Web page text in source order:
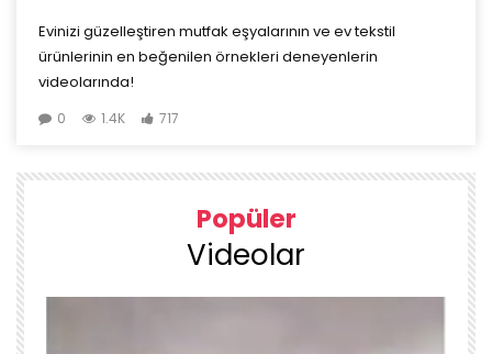
Evinizi güzelleştiren mutfak eşyalarının ve ev tekstil
ürünlerinin en beğenilen örnekleri deneyenlerin
videolarında!
0 1.4K 717
Popüler
Videolar